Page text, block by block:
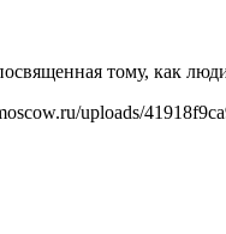
тому, как
uploads/